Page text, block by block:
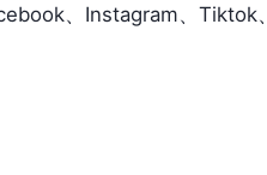
、Instagram、Tiktok、